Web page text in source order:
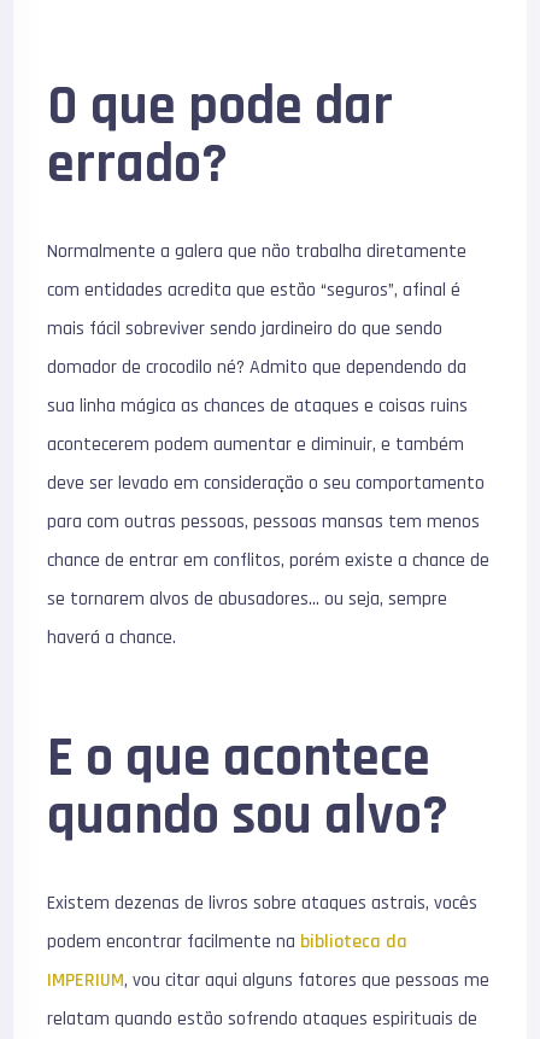
O que pode dar
errado?
Normalmente a galera que não trabalha diretamente
com entidades acredita que estão “seguros”, afinal é
mais fácil sobreviver sendo jardineiro do que sendo
domador de crocodilo né? Admito que dependendo da
sua linha mágica as chances de ataques e coisas ruins
acontecerem podem aumentar e diminuir, e também
deve ser levado em consideração o seu comportamento
para com outras pessoas, pessoas mansas tem menos
chance de entrar em conflitos, porém existe a chance de
se tornarem alvos de abusadores… ou seja, sempre
haverá a chance.
E o que acontece
quando sou alvo?
Existem dezenas de livros sobre ataques astrais, vocês
podem encontrar facilmente na biblioteca da
IMPERIUM, vou citar aqui alguns fatores que pessoas me
relatam quando estão sofrendo ataques espirituais de